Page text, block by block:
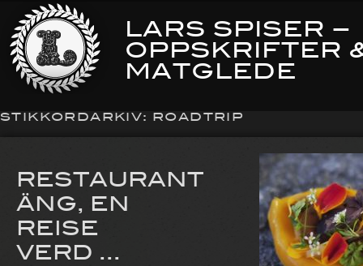
LARS SPISER –
OPPSKRIFTER
MATGLEDE
STIKKORDARKIV: ROADTRIP
RESTAURANT
ÄNG, EN
REISE
VERD ...